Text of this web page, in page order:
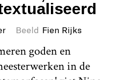
Beeld Fien Rijks
goden en
in de